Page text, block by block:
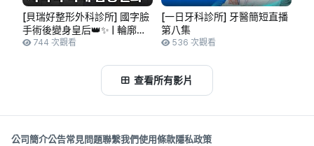
[貝瑞好整形外科診所] 國字臉
手術後變身皇后👑✨ | 輪廓手
術、眼部重修手術 術後2個月
744 次觀看
[一日牙科診所] 牙醫簡短直播
第八集
536 次觀看
查看所有影片
公司簡介公告常見問題聯繫我們使用條款隱私政策